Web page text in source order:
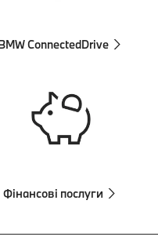
ConnectedDrive
Фінансові послуги